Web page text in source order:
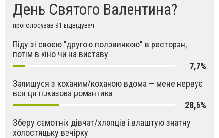
День Святого Валентина?
проголосував 91 відвідувач
Піду зі своєю "другою половинкою" в ресторан,
потім в кіно чи на виставу
7,7%
Залишуся з коханим/коханою вдома — мене нервує
вся ця показова романтика
28,6%
Зберу самотніх дівчат/хлопців і влаштую знатну
холостяцьку вечірку